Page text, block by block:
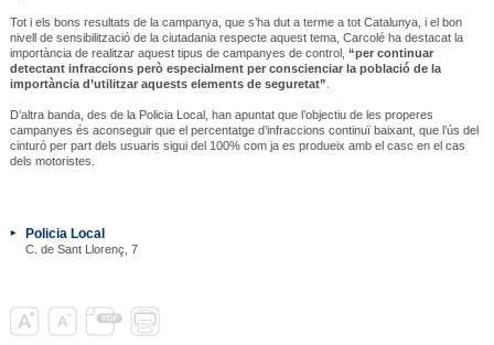
Tot i els bons resultats de la campanya, que s’ha dut a terme a tot Catalunya, i el bon
nivell de sensibilització de la ciutadania respecte aquest tema, Carcolé ha destacat la
importància de realitzar aquest tipus de campanyes de control, “per continuar
detectant infraccions però especialment per conscienciar la població de la
importància d’utilitzar aquests elements de seguretat”
D’altra banda, des de la Policia Local, han apuntat que l’objectiu de les properes
campanyes és aconseguir que el percentatge d’infraccions continuï baixant, que l’ús del
cinturó per part dels usuaris sigui del 100% com ja es produeix amb el casc en el cas
dels motoristes.
Policia Local
C. de Sant Llorenç, 7